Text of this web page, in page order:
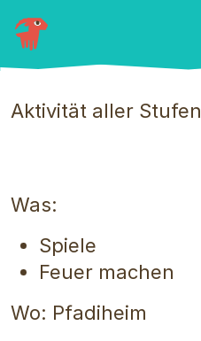
Aktivität aller Stufen
Was:
Spiele
Feuer machen
Wo: Pfadiheim